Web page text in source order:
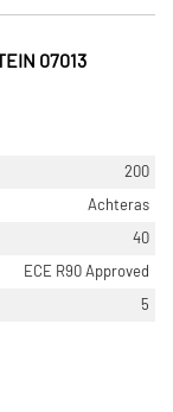
07013
200
Achteras
40
ECE R90 Approved
5